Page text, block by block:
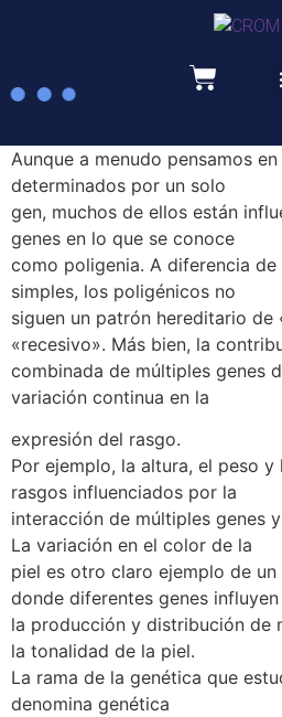
Aunque a menudo pensamos
determinados por un solo
gen, muchos de ellos están
genes en lo que se conoce
como poligenia. A diferencia
simples, los poligénicos no
siguen un patrón hereditario de
«recesivo». Más bien, la
combinada de múltiples genes
variación continua en la
expresión del rasgo.
Por ejemplo, la altura, el peso
rasgos influenciados por la
interacción de múltiples genes
La variación en el color de la
piel es otro claro ejemplo de
donde diferentes genes influyen
la producción y distribución de
la tonalidad de la piel.
La rama de la genética que
denomina genética